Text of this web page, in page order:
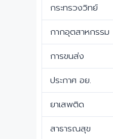
กระทรวงวิทย์
กากอุตสาหกรรม
การขนส่ง
ประกาศ อย.
ยาเสพติด
สาธารณสุข